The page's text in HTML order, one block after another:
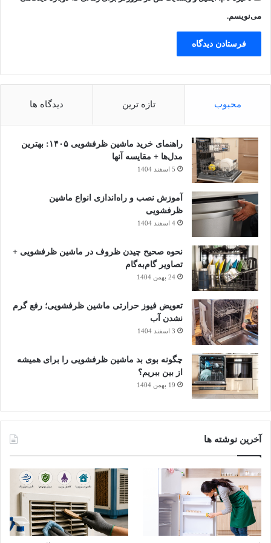
۳. سرخ‌کن‌های پارویی
حین پخت، مواد غذایی را به آرامی زیرورو می‌کند تا حرارت به‌شکل
حضور مداوم فرد و تکان‌دادن سبد است.
مزایا: عدم نیاز به تکان دادن دستی سبد در میانه پخت؛
مناسب برای: پخت یکنواخت حجم فراوان سیب‌زمینی خلالی،
خوراک‌های تیکه‌ای و آجیل بو داده.
۴. سرخ‌کن‌های دوقلو
این دستگاه‌ها دو مخزن کاملا مجزا دارند تا دو غذای متفاوت را با
زمان‌بندی و دمای متفاوت، هم‌زمان طبخ کنید. ویژگی کلیدی آن‌ها
قابلیت هم‌گام‌سازی است که باعث می‌شود هر دو غذا، با وجود
تفاوت در نوع پخت، دقیقا در یک لحظه آمادۀ سرو باشند.
مزایا: مدیریت زمان، امکان پخت هم‌زمان دو غذای مختلف؛
مناسب برای: خانواده‌های پرجمعیت، سرو چند غذا در یک
وعده.
۵. سرخ‌کن‌های فرمانند
می‌نویسم.
محبوب تازه ترین دیدگاه ها
راهنمای خرید ماشین ظرفشویی ۱۴۰۵: بهترین
مدل‌ها + مقایسه آنها
5 اسفند 1404
آموزش نصب و راه‌اندازی انواع ماشین
ظرفشویی
4 اسفند 1404
نحوه صحیح چیدن ظروف در ماشین ظرفشویی +
تصاویر گام‌به‌گام
24 بهمن 1404
تعویض فیوز حرارتی ماشین ظرفشویی؛ رفع گرم
نشدن آب
3 اسفند 1404
چگونه بوی بد ماشین ظرفشویی را برای همیشه
از بین ببریم؟
19 بهمن 1404
آخرین نوشته ها